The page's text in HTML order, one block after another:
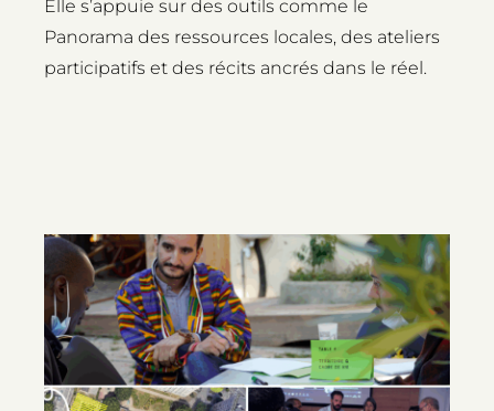
Elle s’appuie sur des outils comme le
Panorama des ressources locales, des ateliers
participatifs et des récits ancrés dans le réel.